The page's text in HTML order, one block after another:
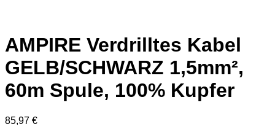
AMPIRE Verdrilltes Kabel
GELB/SCHWARZ 1,5mm²,
60m Spule, 100% Kupfer
85,97 €